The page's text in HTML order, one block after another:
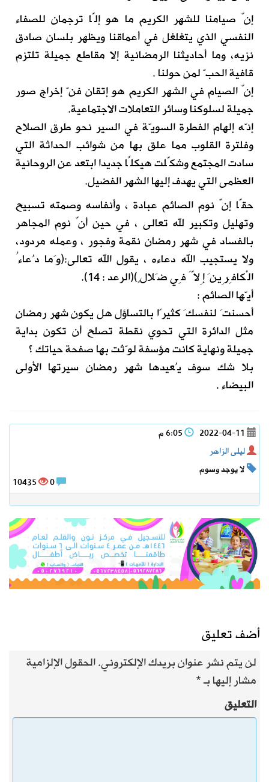
إنّ صيامنا للشهر الكريم ما هو إلّا ترجمان للصفاء
النفسي الذي يتغلغل في أعماقنا ويظهر بلسان صادق
نزيه، وما أحاديثنا الرمضانية إلا مقاطع جميلة تلتزم
قافية الحبّ لمن حولنا .
إنّ الصيام في الشهر الكريم هو إتقان فنّ إخراج صور
جميلة لسلوكنا وسائر التعاملات الاجتماعية.
إنّه إلهام الفطرة السويّة في السير نحو طرق الصلاح
وفلترة القلوب مما علق بها من شوائب الحداثة التي
سادت المجتمع وشكّلت هيكلًا جديدا ابتعد عن الروحانية
العظمى التي يهدف إليها الشهر الفضيل.
حقّا إنّ نوم الصائم عبادة ، وأنفاسه وصمته تسبيح
وتهليل وتكبير لله تعالى ، في حين أنّ نوم المجاهر
بالفساد في شهر رمضان نقمة وفجور ، وعمله مردود،
ولا يستجيب الله دعاءه ، يقول الله تعالى:(وَما دُعاءُ
الْكافِرِينَ إِلاَّ فِي ضَلالٍ)(الرعد : 14).
أيّها الصائم :
أحسنتَ لنفسكَ كثيرًا بالتساؤل هل يكون شهر رمضان
مثل الدائرة التي تحوي نقطة تصلح أن تكون بداية
جميلة ونهاية كانت مؤسفة لوّثت بها صفحة حياتك ؟
بلا شك سوف يُعيدها شهر رمضان سيرتها الأولى
البيضاء .
2022-04-11
ليلى الزاهر
لا يوجد وسوم
10435
أضف تعليق
لن يتم نشر عنوان بريدك الإلكتروني.الحقول الإلزامية
مشار إليها بـ*
التعليق